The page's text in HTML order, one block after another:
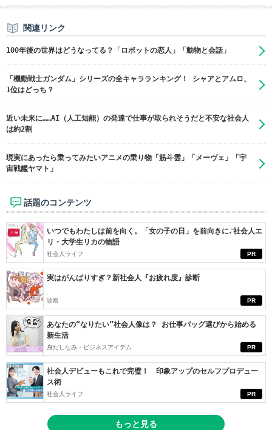
関連リンク
100年後の世界はどうなってる？「ロボットの恋人」「動物と会話」
「機動戦士ガンダム」シリーズの全キャラランキング！ シャアとアムロ、
1位はどっち？
近い未来に……AI（人工知能）の発達で仕事が取られそうだと不安な社会人
は約2割
現実にあったら乗ってみたいアニメの乗り物「筋斗雲」「メーヴェ」「宇
宙戦艦ヤマト」
話題のコンテンツ
PR
いつでもわたしは前を向く。「女の子の日」を前向きに♪社会人エ
リ・大学生リカの物語
社会人ライフ
PR
実はがんばりすぎ？新社会人『お疲れ度』診断
診断
PR
あなたの“なりたい”社会人像は？ お仕事バッグ選びから始める
新生活
身だしなみ・ビジネスアイテム
PR
社会人デビューもこれで完璧！ 印象アップのセルフプロデュー
ス術
社会人ライフ
もっと見る